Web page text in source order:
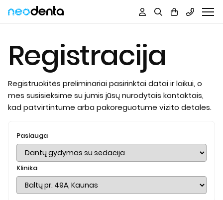
Registracija
Registruokitės preliminariai pasirinktai datai ir laikui, o
mes susisieksime su jumis jūsų nurodytais kontaktais,
kad patvirtintume arba pakoreguotume vizito detales.
Paslauga
Klinika